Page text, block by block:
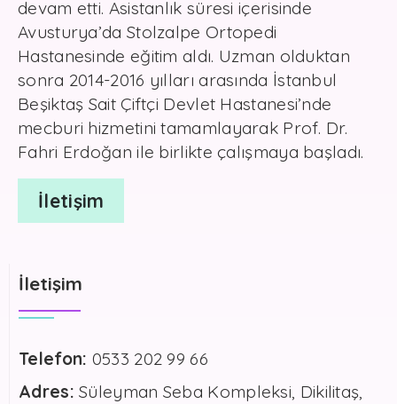
devam etti. Asistanlık süresi içerisinde
Avusturya’da Stolzalpe Ortopedi
Hastanesinde eğitim aldı. Uzman olduktan
sonra 2014-2016 yılları arasında İstanbul
Beşiktaş Sait Çiftçi Devlet Hastanesi’nde
mecburi hizmetini tamamlayarak Prof. Dr.
Fahri Erdoğan ile birlikte çalışmaya başladı.
İletişim
İletişim
Telefon: 0533 202 99 66
Adres: Süleyman Seba Kompleksi, Dikilitaş,